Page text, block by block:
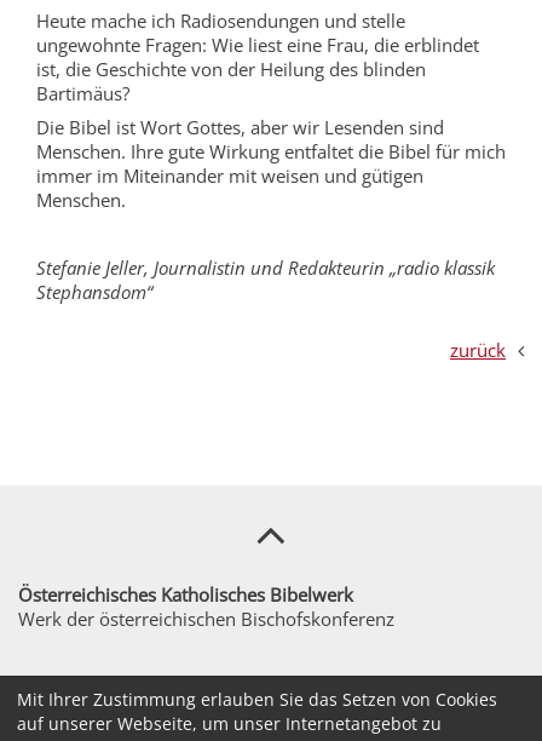
Heute mache ich Radiosendungen und stelle
ungewohnte Fragen: Wie liest eine Frau, die erblindet
ist, die Geschichte von der Heilung des blinden
Bartimäus?
Die Bibel ist Wort Gottes, aber wir Lesenden sind
Menschen. Ihre gute Wirkung entfaltet die Bibel für mich
immer im Miteinander mit weisen und gütigen
Menschen.
Stefanie Jeller, Journalistin und Redakteurin „radio klassik
Stephansdom“
zurück
Österreichisches Katholisches Bibelwerk
Werk der österreichischen Bischofskonferenz
sekretariat@bibelwerk.at
+43 / 1 / 516111560
Mit Ihrer Zustimmung erlauben Sie das Setzen von Cookies
auf unserer Webseite, um unser Internetangebot zu